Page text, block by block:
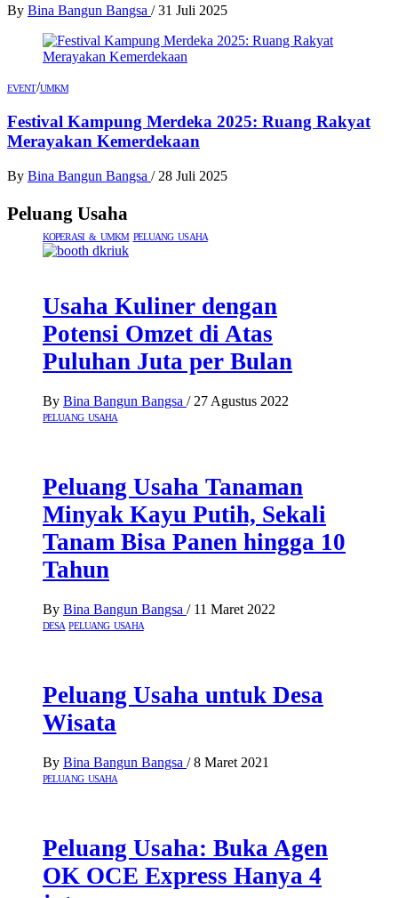
By Bina Bangun Bangsa / 31 Juli 2025
EVENT/UMKM
Festival Kampung Merdeka 2025: Ruang Rakyat
Merayakan Kemerdekaan
By Bina Bangun Bangsa / 28 Juli 2025
Peluang Usaha
KOPERASI & UMKM PELUANG USAHA
Usaha Kuliner dengan
Potensi Omzet di Atas
Puluhan Juta per Bulan
By Bina Bangun Bangsa / 27 Agustus 2022
PELUANG USAHA
Peluang Usaha Tanaman
Minyak Kayu Putih, Sekali
Tanam Bisa Panen hingga 10
Tahun
By Bina Bangun Bangsa / 11 Maret 2022
DESA PELUANG USAHA
Peluang Usaha untuk Desa
Wisata
By Bina Bangun Bangsa / 8 Maret 2021
PELUANG USAHA
Peluang Usaha: Buka Agen
OK OCE Express Hanya 4